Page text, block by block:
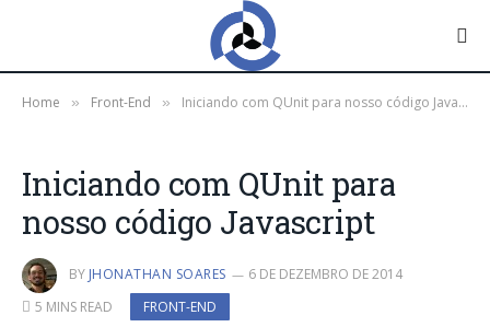
Home » Front-End » Iniciando com QUnit para nosso código Javascript
Iniciando com QUnit para
nosso código Javascript
BY JHONATHAN SOARES
6 DE DEZEMBRO DE 2014
5 MINS READ
FRONT-END